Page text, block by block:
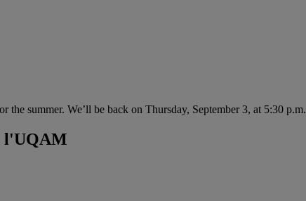
the summer. We’ll be back on Thursday, September 3, at 5:30 p.m.
l'UQAM